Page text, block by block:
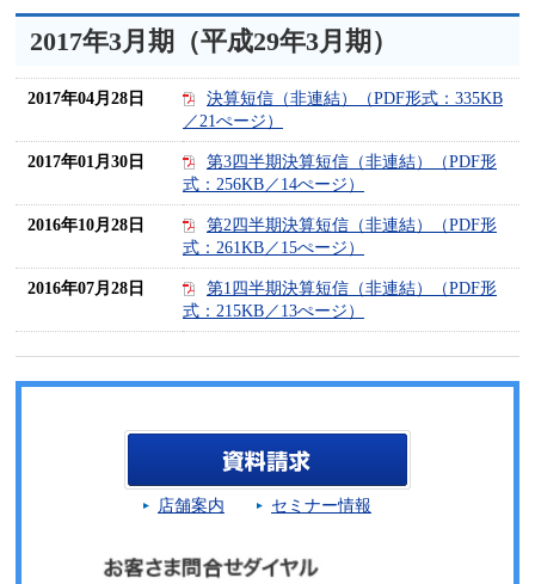
2017年3月期（平成29年3月期）
2017年04月28日
決算短信（非連結）（PDF形式：335KB
／21ぺージ）
2017年01月30日
第3四半期決算短信（非連結）（PDF形
式：256KB／14ぺージ）
2016年10月28日
第2四半期決算短信（非連結）（PDF形
式：261KB／15ぺージ）
2016年07月28日
第1四半期決算短信（非連結）（PDF形
式：215KB／13ぺージ）
店舗案内 セミナー情報